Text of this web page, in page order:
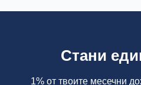
Стани
1% от твоите месечни